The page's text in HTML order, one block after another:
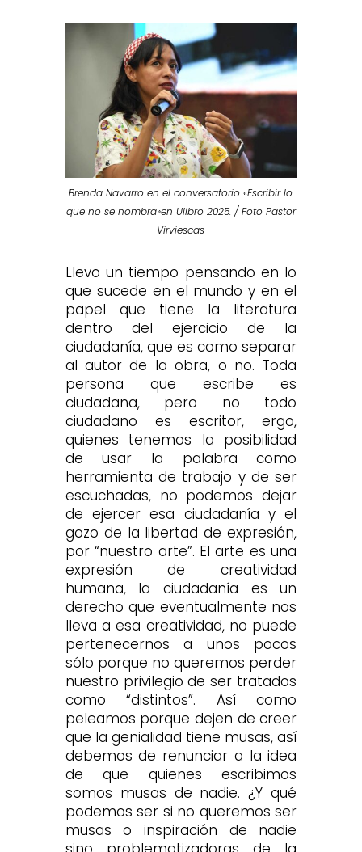
Brenda Navarro en el conversatorio «Escribir lo
que no se nombra»en Ulibro 2025. / Foto Pastor
Virviescas
Llevo un tiempo pensando en lo
que sucede en el mundo y en el
papel que tiene la literatura
dentro del ejercicio de la
ciudadanía, que es como separar
al autor de la obra, o no. Toda
persona que escribe es
ciudadana, pero no todo
ciudadano es escritor, ergo,
quienes tenemos la posibilidad
de usar la palabra como
herramienta de trabajo y de ser
escuchadas, no podemos dejar
de ejercer esa ciudadanía y el
gozo de la libertad de expresión,
por “nuestro arte”. El arte es una
expresión de creatividad
humana, la ciudadanía es un
derecho que eventualmente nos
lleva a esa creatividad, no puede
pertenecernos a unos pocos
sólo porque no queremos perder
nuestro privilegio de ser tratados
como “distintos”. Así como
peleamos porque dejen de creer
que la genialidad tiene musas, así
debemos de renunciar a la idea
de que quienes escribimos
somos musas de nadie. ¿Y qué
podemos ser si no queremos ser
musas o inspiración de nadie